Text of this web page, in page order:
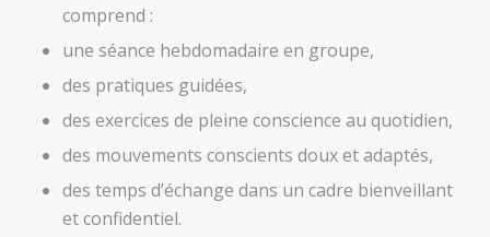
comprend :
une séance hebdomadaire en groupe,
des pratiques guidées,
des exercices de pleine conscience au quotidien,
des mouvements conscients doux et adaptés,
des temps d’échange dans un cadre bienveillant
et confidentiel.